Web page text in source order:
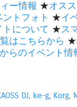
ー情報 ★オス
ントフォト ★イ
トについて ★ス
はこちらから ★
らのイベント
DJ, ke-g, Korg,